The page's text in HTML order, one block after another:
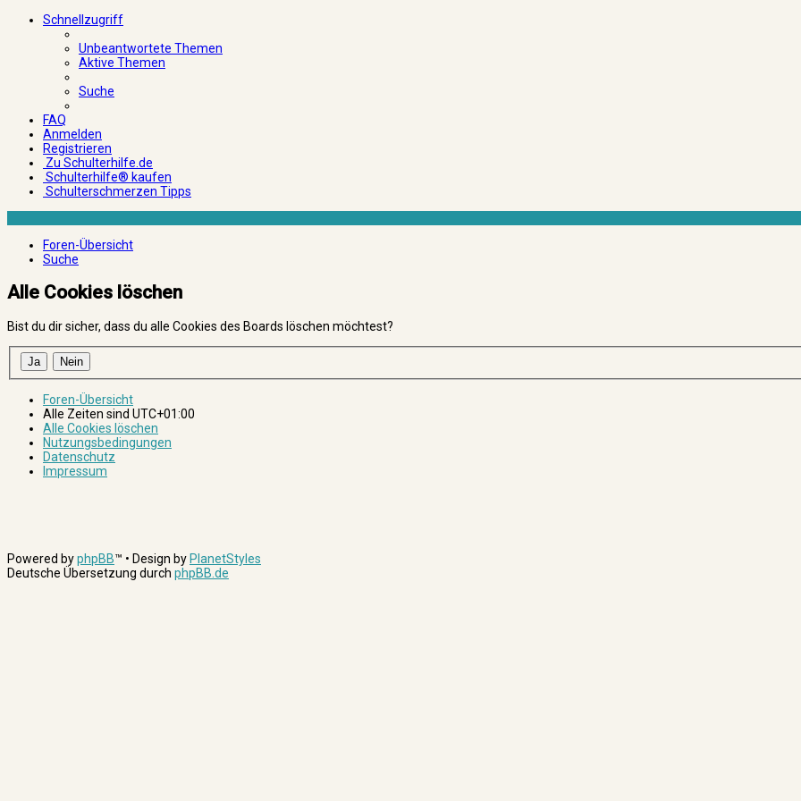
Schnellzugriff
Unbeantwortete Themen
Aktive Themen
Suche
FAQ
Anmelden
Registrieren
Zu Schulterhilfe.de
Schulterhilfe® kaufen
Schulterschmerzen Tipps
Foren-Übersicht
Suche
Alle Cookies löschen
Bist du dir sicher, dass du alle Cookies des Boards löschen möchtest?
Foren-Übersicht
Alle Zeiten sind UTC+01:00
Alle Cookies löschen
Nutzungsbedingungen
Datenschutz
Impressum
Powered byphpBB™ • Design by PlanetStyles
Deutsche Übersetzung durch phpBB.de